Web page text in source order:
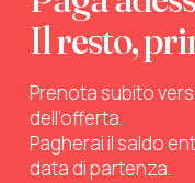
Il resto,
Prenota subito
dell’offerta.
Pagherai il saldo
data di partenza.